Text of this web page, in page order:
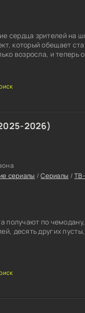
сердца зрителей на
который обещает
возросла, и теперь
2026)
сериалы /Сериалы /
получают по
десять других